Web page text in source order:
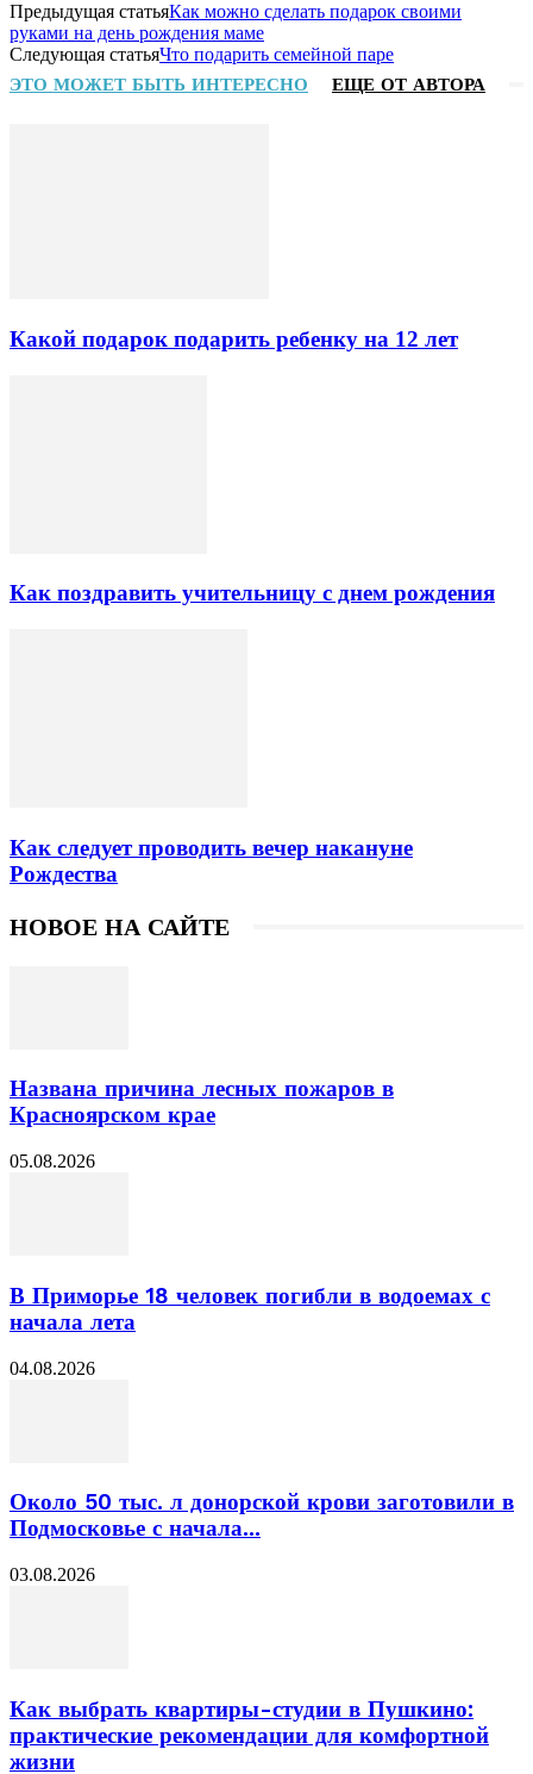
Предыдущая статьяКак можно сделать подарок своими
руками на день рождения маме
Следующая статьяЧто подарить семейной паре
ЭТО МОЖЕТ БЫТЬ ИНТЕРЕСНО ЕЩЕ ОТ АВТОРА
Какой подарок подарить ребенку на 12 лет
Как поздравить учительницу с днем рождения
Как следует проводить вечер накануне
Рождества
НОВОЕ НА САЙТЕ
Названа причина лесных пожаров в
Красноярском крае
05.08.2026
В Приморье 18 человек погибли в водоемах с
начала лета
04.08.2026
Около 50 тыс. л донорской крови заготовили в
Подмосковье с начала...
03.08.2026
Как выбрать квартиры-студии в Пушкино:
практические рекомендации для комфортной
жизни